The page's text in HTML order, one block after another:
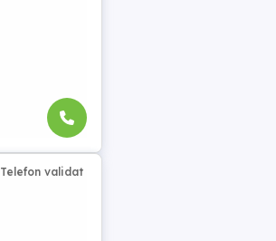
Telefon validat